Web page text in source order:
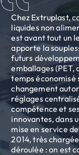
Chez Extruplast,
liquides non
est avant tout un
apporte la
futurs
emballages (PET,
temps économisé
changement
réglages
compétence et
innovantes, dans
mise en service
2014, très
déroulée : on est